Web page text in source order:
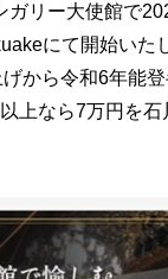
ガリー大使館で
にて開始いた
から令和6年能
上なら7万円を